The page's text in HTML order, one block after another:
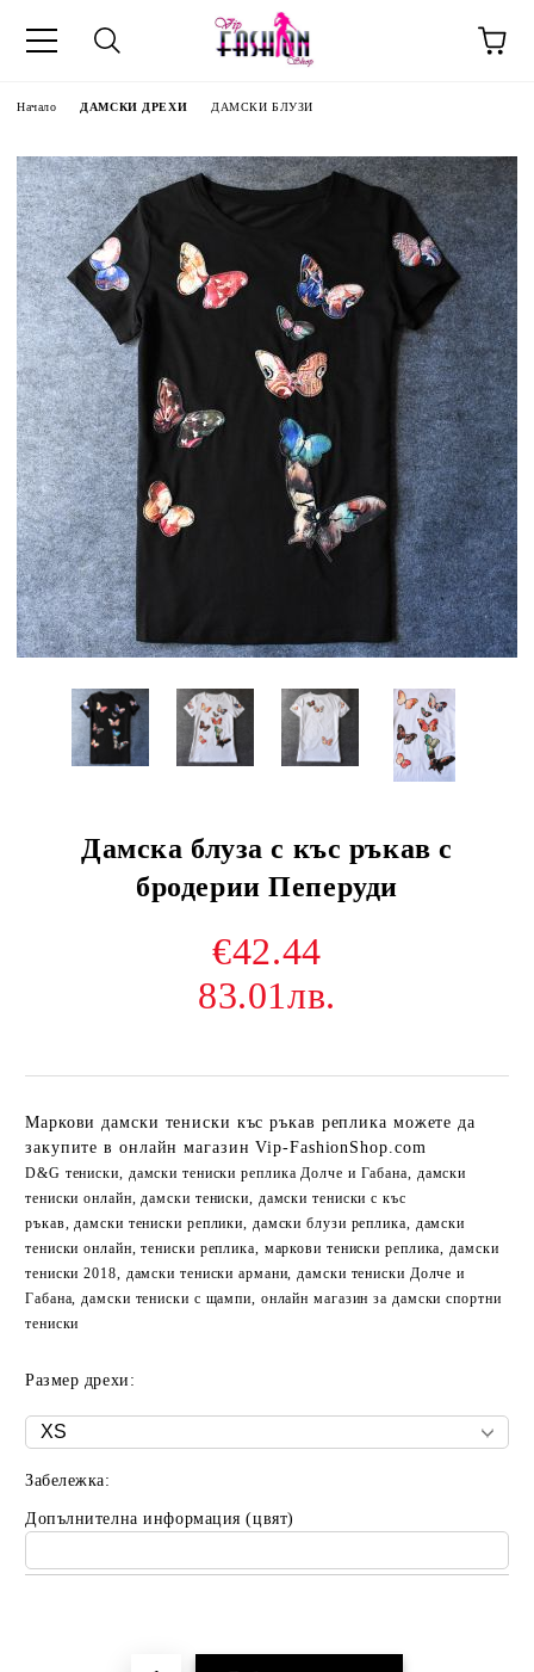
Начало ДАМСКИ ДРЕХИ ДАМСКИ БЛУЗИ
Дамска блуза с къс ръкав с
бродерии Пеперуди
€42.44
83.01лв.
Маркови дамски тениски къс ръкав реплика можете да
закупите в онлайн магазин Vip-FashionShop.com
D&G тениски, дамски тениски реплика Долче и Габана, дамски
тениски онлайн, дамски тениски, дамски тениски с къс
ръкав, дамски тениски реплики, дамски блузи реплика, дамски
тениски онлайн, тениски реплика, маркови тениски реплика, дамски
тениски 2018, дамски тениски армани, дамски тениски Долче и
Габана, дамски тениски с щампи, онлайн магазин за дамски спортни
тениски
Размер дрехи:
Забележка:
Допълнителна информация (цвят)